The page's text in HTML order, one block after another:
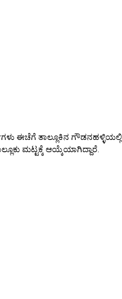
ಈಚೆಗೆ ತಾಲ್ಲೂಕಿನ ಗೌಡನಹಳ್ಳಿಯಲ್ಲಿ
ಮಟ್ಟಕ್ಕೆ ಆಯ್ಕೆಯಾಗಿದ್ದಾರೆ.